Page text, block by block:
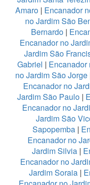
Amaro| Encanador
no Jardim São
Bernardo |
Encanador no
Jardim São
Gabriel | Encanador
no Jardim São Jorge
Encanador no
Jardim São Paulo|
Encanador no
Jardim São
Sapopemba|
Encanador no
Jardim Silvia|
Encanador no
Jardim Soraia |